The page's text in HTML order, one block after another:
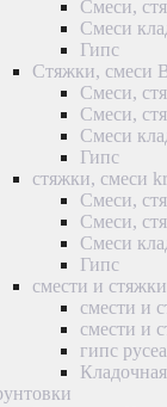
Смеси,
Смеси
Гипс
Стяжки, смеси
Смеси,
Смеси,
Смеси
Гипс
стяжки, смеси
Смеси,
Смеси,
Смеси
Гипс
смести и
смести и
смести и
гипс